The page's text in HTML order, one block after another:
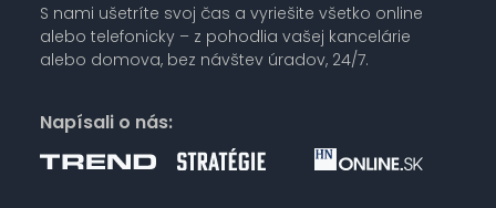
S nami ušetríte svoj čas a vyriešite všetko online
alebo telefonicky – z pohodlia vašej kancelárie
alebo domova, bez návštev úradov, 24/7.
Napísali o nás: